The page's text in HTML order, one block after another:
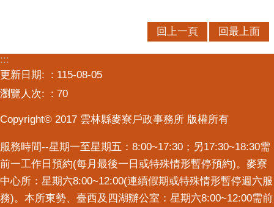
回上一頁 回最上面
:::
更新日期:
115-08-05
瀏覽人次:
70
Copyright© 2017 雲林縣麥寮戶政事務所 版權所有
服務時間--星期一至星期五：8:00~17:30；另17:30~18:30需
前一工作日預約(每月最後一日或特殊情形暫停預約)。麥寮
中心所：星期六8:00~12:00(連續假期或特殊情形暫停週六服
務)。本所東勢、臺西及四湖辦公室：星期六8:00~12:00需前